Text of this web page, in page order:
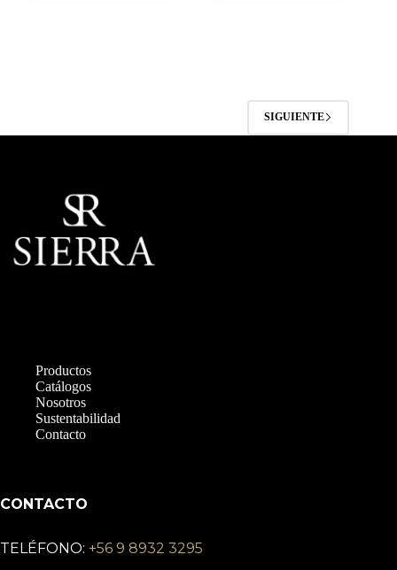
SIGUIENTE
Productos
Catálogos
Nosotros
Sustentabilidad
Contacto
CONTACTO
TELÉFONO: +56 9 8932 3295